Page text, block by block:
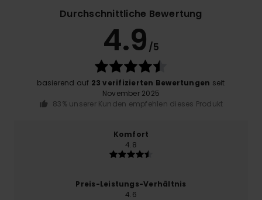
Durchschnittliche Bewertung
4.9 /5
basierend auf 23 verifizierten Bewertungen seit
November 2025
83% unserer Kunden empfehlen dieses Produkt
Komfort
4.8
Preis-Leistungs-Verhältnis
4.6